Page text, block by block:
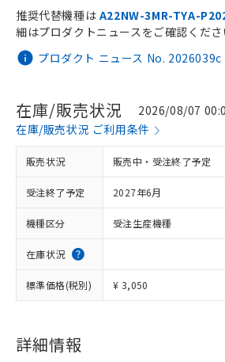
プロダクト ニュース No. 2026039c
推奨代替機種は A22NW-3MR-TYA-
細はプロダクトニュースをご確認くださ
在庫/販売状況
2026/08/07
在庫/販売状況 ご利用条件
販売状況 販売中・受注終了予定
受注終了予定 2027年6月
機種区分 受注生産機種
在庫状況
標準価格(税別) ¥ 3,050
詳細情報